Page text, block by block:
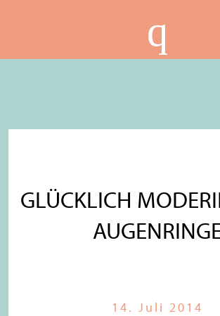
GLÜCKLICH
14. Juli 2014